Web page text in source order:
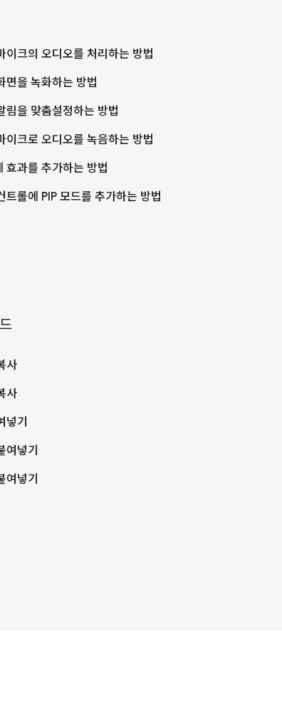
이크의 오디오를 처리하는 방법
면을 녹화하는 방법
림을 맞춤설정하는 방법
이크로 오디오를 녹음하는 방법
효과를 추가하는 방법
트롤에 PIP 모드를 추가하는 방법
사
사
넣기
여넣기
여넣기